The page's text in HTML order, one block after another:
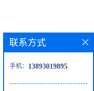
联系方式
手机： 13893019895